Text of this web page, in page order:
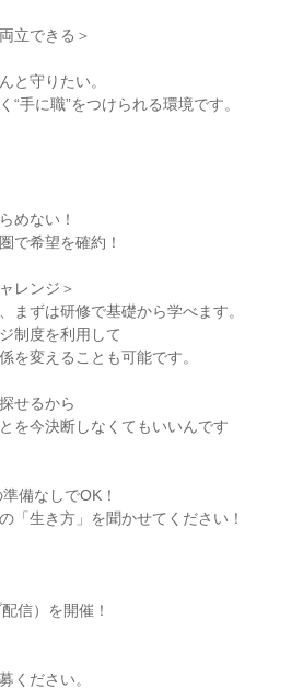
立できる＞
と守りたい。
“手に職”をつけられる環境です。
めない！
で希望を確約！
レンジ＞
まずは研修で基礎から学べます。
制度を利用して
を変えることも可能です。
せるから
を今決断しなくてもいいんです
備なしでOK！
「生き方」を聞かせてください！
信）を開催！
ください。